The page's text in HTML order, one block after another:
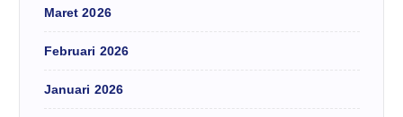
Maret 2026
Februari 2026
Januari 2026